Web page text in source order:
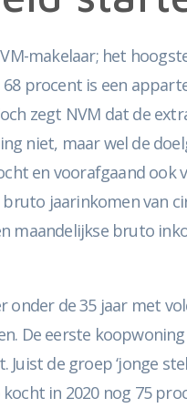
makelaar; het
procent is een
zegt NVM dat de
niet, maar wel de
en voorafgaand
jaarinkomen van
maandelijkse bruto
de 35 jaar met
De eerste
de groep ‘jonge
in 2020 nog 75